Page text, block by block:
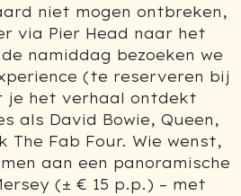
niet mogen ontbreken,
via Pier Head naar het
namiddag bezoeken we
(te reserveren bij
je het verhaal ontdekt
als David Bowie, Queen,
The Fab Four. Wie wenst,
aan een panoramische
(± € 15 p.p.) – met